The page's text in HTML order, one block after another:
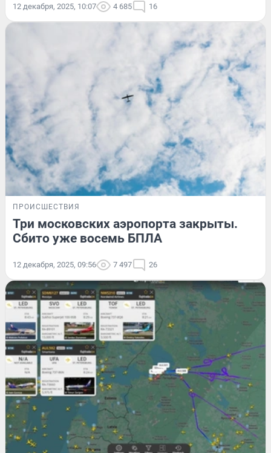
12 декабря, 2025, 10:07 4 685 16
ПРОИСШЕСТВИЯ
Три московских аэропорта закрыты.
Сбито уже восемь БПЛА
12 декабря, 2025, 09:56 7 497 26